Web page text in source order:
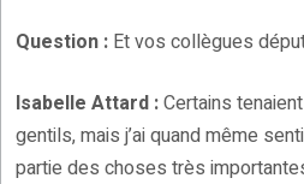
Question : Et vos collègues
Isabelle Attard :Certains
gentils, mais j’ai quand même
partie des choses très